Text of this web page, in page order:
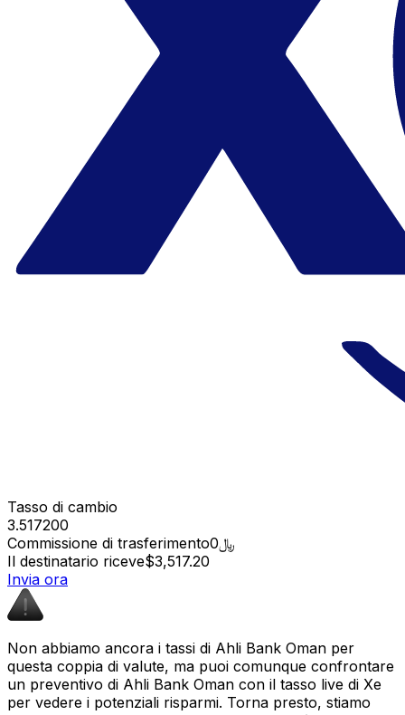
Tasso di cambio
3.517200
Commissione di trasferimento ﷼0
Il destinatario riceve$3,517.20
Invia ora
Non abbiamo ancora i tassi di Ahli Bank Oman per
questa coppia di valute, ma puoi comunque confrontare
un preventivo di Ahli Bank Oman con il tasso live di Xe
per vedere i potenziali risparmi. Torna presto, stiamo